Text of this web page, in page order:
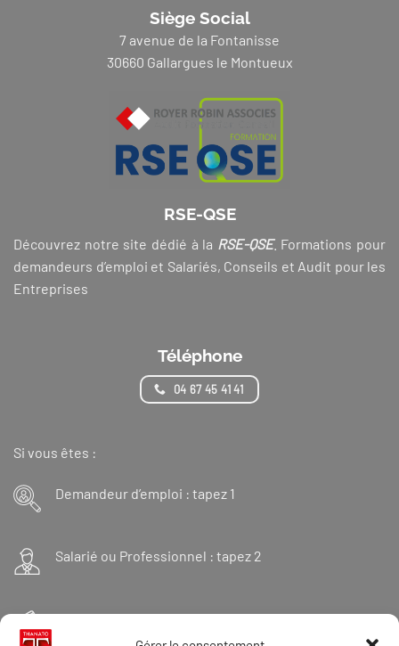
Siège Social
7 avenue de la Fontanisse
30660 Gallargues le Montueux
RSE-QSE
Découvrez notre site dédié à la RSE-QSE. Formations pour
demandeurs d’emploi et Salariés, Conseils et Audit pour les
Entreprises
Téléphone
04 67 45 41 41
Si vous êtes :
Demandeur d’emploi : tapez 1
Salarié ou Professionnel : tapez 2
Financeur : tapez 3